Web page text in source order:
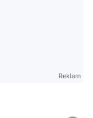
Reklam